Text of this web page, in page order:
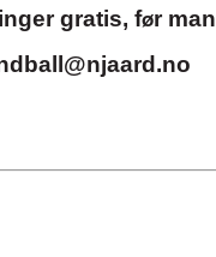
gratis, før man